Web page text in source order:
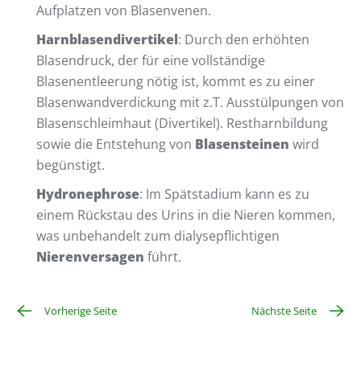
Aufplatzen von Blasenvenen.
Harnblasendivertikel: Durch den erhöhten
Blasendruck, der für eine vollständige
Blasenentleerung nötig ist, kommt es zu einer
Blasenwandverdickung mit z.T. Ausstülpungen von
Blasenschleimhaut (Divertikel). Restharnbildung
sowie die Entstehung von Blasensteinen wird
begünstigt.
Hydronephrose: Im Spätstadium kann es zu
einem Rückstau des Urins in die Nieren kommen,
was unbehandelt zum dialysepflichtigen
Nierenversagen führt.
Vorherige Seite Nächste Seite